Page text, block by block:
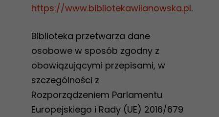
https://www.bibliotekawilanowska.pl.
Biblioteka przetwarza dane
osobowe w sposób zgodny z
obowiązującymi przepisami, w
szczególności z
Rozporządzeniem Parlamentu
Europejskiego i Rady (UE) 2016/679